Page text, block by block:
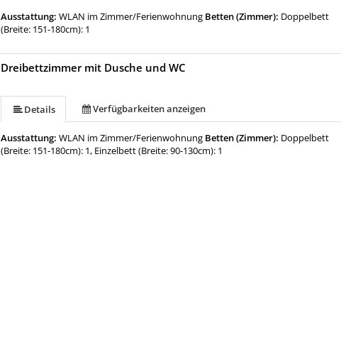
Ausstattung:WLAN im Zimmer/Ferienwohnung Betten (Zimmer): Doppelbett
(Breite: 151-180cm): 1
Dreibettzimmer mit Dusche und WC
Details Verfügbarkeiten anzeigen
Ausstattung:WLAN im Zimmer/Ferienwohnung Betten (Zimmer): Doppelbett
(Breite: 151-180cm): 1, Einzelbett (Breite: 90-130cm): 1